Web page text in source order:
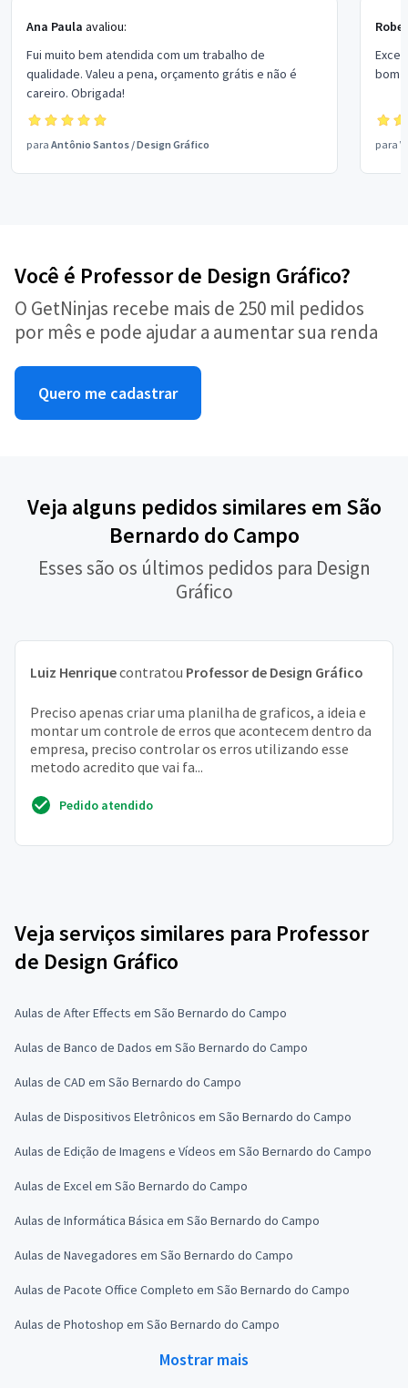
Ana Paula avaliou:
Fui muito bem atendida com um trabalho de
qualidade. Valeu a pena, orçamento grátis e não é
careiro. Obrigada!
para Antônio Santos /Design Gráfico
bom
para
Você é Professor de Design Gráfico?
O GetNinjas recebe mais de 250 mil pedidos
por mês e pode ajudar a aumentar sua renda
Quero me cadastrar
Veja alguns pedidos similares em São
Bernardo do Campo
Esses são os últimos pedidos para Design
Gráfico
Luiz Henriquecontratou Professor de Design Gráfico
Preciso apenas criar uma planilha de graficos, a ideia e
montar um controle de erros que acontecem dentro da
empresa, preciso controlar os erros utilizando esse
metodo acredito que vai fa...
Pedido atendido
Veja serviços similares para Professor
de Design Gráfico
Aulas de After Effects em São Bernardo do Campo
Aulas de Banco de Dados em São Bernardo do Campo
Aulas de CAD em São Bernardo do Campo
Aulas de Dispositivos Eletrônicos em São Bernardo do Campo
Aulas de Edição de Imagens e Vídeos em São Bernardo do Campo
Aulas de Excel em São Bernardo do Campo
Aulas de Informática Básica em São Bernardo do Campo
Aulas de Navegadores em São Bernardo do Campo
Aulas de Pacote Office Completo em São Bernardo do Campo
Aulas de Photoshop em São Bernardo do Campo
Mostrar mais